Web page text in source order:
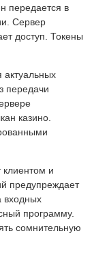
передается в
Сервер
доступ. Токены
актуальных
передачи
казино.
и
предупреждает
входных
программу.
сомнительную